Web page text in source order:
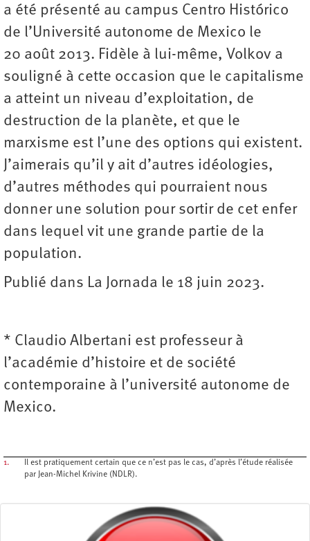
a été présenté au campus Centro Histórico
de l’Université autonome de Mexico le
20 août 2013. Fidèle à lui-même, Volkov a
souligné à cette occasion que le capitalisme
a atteint un niveau d’exploitation, de
destruction de la planète, et que le
marxisme est l’une des options qui existent.
J’aimerais qu’il y ait d’autres idéologies,
d’autres méthodes qui pourraient nous
donner une solution pour sortir de cet enfer
dans lequel vit une grande partie de la
population.
Publié dans La Jornada le 18 juin 2023.
* Claudio Albertani est professeur à
l’académie d’histoire et de société
contemporaine à l’université autonome de
Mexico.
1.
Il est pratiquement certain que ce n’est pas le cas, d’après l’étude réalisée
par Jean-Michel Krivine (NDLR).